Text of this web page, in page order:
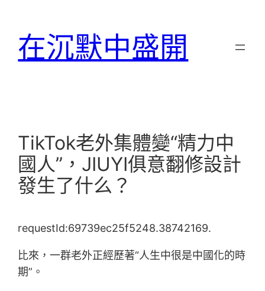
在沉默中盛開
TikTok老外集體變“精力中
國人”，JIUYI俱意翻修設計
發生了什么？
requestId:69739ec25f5248.38742169.
比來，一群老外正經歷著“人生中很是中國化的時
期”。